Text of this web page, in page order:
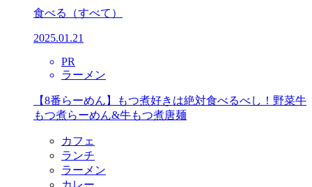
食べる （すべて）
2025.01.21
PR
ラーメン
【8番らーめん】もつ煮好きは絶対食べるべし！野菜牛
もつ煮らーめん&牛もつ煮唐麺
カフェ
ランチ
ラーメン
カレー